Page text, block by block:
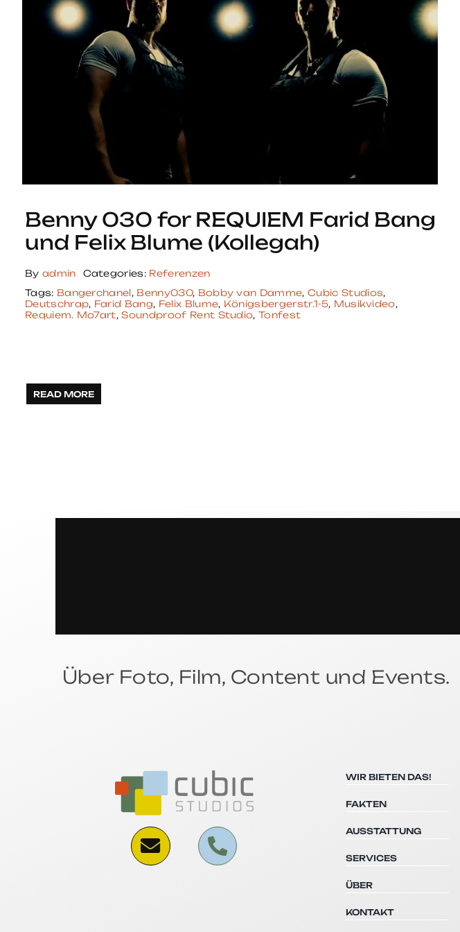
Benny 030 for REQUIEM Farid Bang
und Felix Blume (Kollegah)
By admin Categories: Referenzen
Tags: Bangerchanel, Benny030, Bobby van Damme,Cubic Studios,
Deutschrap, Farid Bang, Felix Blume, Königsbergerstr.1-5, Musikvideo,
Requiem. Mo7art,Soundproof Rent Studio,Tonfest
READ MORE
Über Foto, Film, Content und Events.
WIR BIETEN DAS!
FAKTEN
AUSSTATTUNG
SERVICES
ÜBER
KONTAKT